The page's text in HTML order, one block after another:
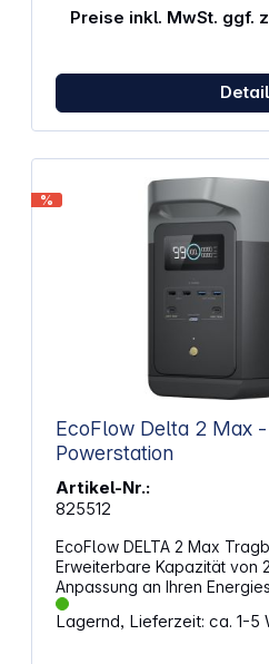
Preise inkl. MwSt. ggf.
%
EcoFlow Delta 2 Max
Powerstation
Artikel-Nr.:
825512
EcoFlow DELTA 2 Max
Erweiterbare Kapazität von
Anpassung an Ihren
Sie bis zu zwei DELTA 2 Max
Zusatzbatterien hinzu, um
Lagernd, Lieferzeit: ca. 1-5